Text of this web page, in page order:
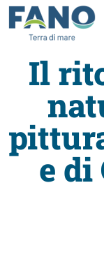
Fano
Visit
Card
Il
e di